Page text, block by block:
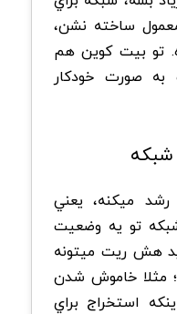
ساخته نشن،
تو بيت کوين هم
2016 بلاک به صورت خودکار
ميکنه، يعني
تو يه وضعيت
هش ريت ميتونه
مثلا خاموش شدن
استخراج براي